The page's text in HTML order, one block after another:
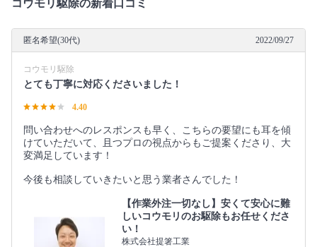
コウモリ駆除の新着口コミ
匿名希望(30代) 2022/09/27
コウモリ駆除
とても丁寧に対応くださいました！
4.40
問い合わせへのレスポンスも早く、こちらの要望にも耳を傾
けていただいて、且つプロの視点からもご提案くださり、大
変満足しています！
今後も相談していきたいと思う業者さんでした！
【作業外注一切なし】安くて安心に難
しいコウモリのお駆除もお任せくださ
い！
株式会社提箸工業